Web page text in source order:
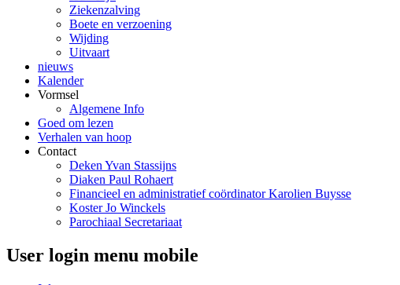
Ziekenzalving
Boete en verzoening
Wijding
Uitvaart
nieuws
Kalender
Vormsel
Algemene Info
Goed om lezen
Verhalen van hoop
Contact
Deken Yvan Stassijns
Diaken Paul Rohaert
Financieel en administratief coördinator Karolien Buysse
Koster Jo Winckels
Parochiaal Secretariaat
User login menu mobile